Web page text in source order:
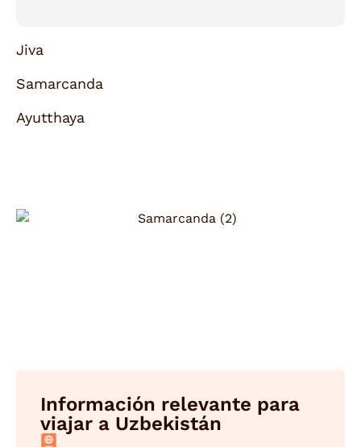
Jiva
Samarcanda
Ayutthaya
Información relevante para
viajar a Uzbekistán